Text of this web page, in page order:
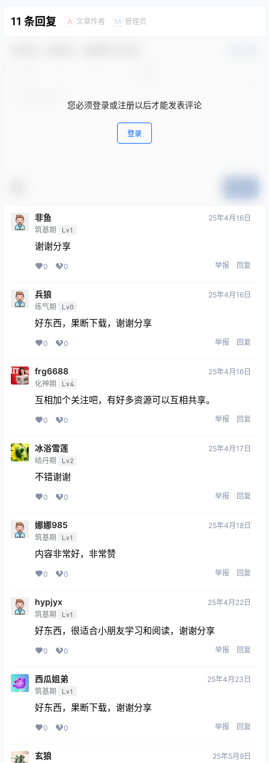
11 条回复 A 文章作者 M 管理员
您必须登录或注册以后才能发表评论
登录
非鱼
筑基期 Lv1
25年4月16日
谢谢分享
0 0 举报 回复
兵狼
练气期 Lv0
25年4月16日
好东西，果断下载，谢谢分享
0 0 举报 回复
frg6688
化神期 Lv4
25年4月16日
互相加个关注吧，有好多资源可以互相共享。
0 0 举报 回复
冰浴雪莲
结丹期 Lv2
25年4月17日
不错谢谢
0 0 举报 回复
娜娜985
筑基期 Lv1
25年4月18日
内容非常好，非常赞
0 0 举报 回复
hypjyx
筑基期 Lv1
25年4月22日
好东西，很适合小朋友学习和阅读，谢谢分享
0 0 举报 回复
西瓜姐弟
筑基期 Lv1
25年4月23日
好东西，果断下载，谢谢分享
0 0 举报 回复
玄狼 25年5月9日